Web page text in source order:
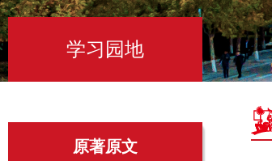
学习园地
原著原文